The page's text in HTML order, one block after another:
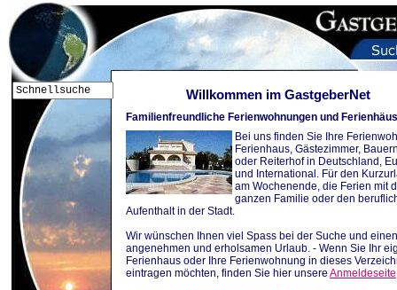
Willkommen im GastgeberNet
Familienfreundliche Ferienwohnungen und
Bei uns finden Sie Ihre
Ferienhaus, Gästezimmer,
oder Reiterhof in Deutschland,
und International. Für den
am Wochenende, die Ferien mit
ganzen Familie oder den
Aufenthalt in der Stadt.
Wir wünschen Ihnen viel Spass bei der Suche und einen
angenehmen und erholsamen Urlaub. - Wenn Sie Ihr
Ferienhaus oder Ihre Ferienwohnung in dieses
eintragen möchten, finden Sie hier unsere Anmeldeseite